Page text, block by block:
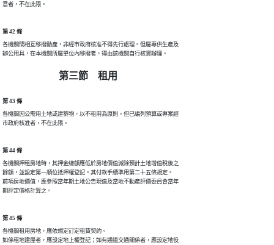
意者，不在此限。
第 42 條
各機關間相互移撥動產，非經市政府核准不得先行處理。但屬專供生產及
辦公用具，在本機關所屬單位內移撥者，得由該機關自行核實辦理。
第三節 租用
第 43 條
各機關因公需用土地或建築物，以不租用為原則。但已編列預算或專案經
市政府核准者，不在此限。
第 44 條
各機關押租房地時，其押金總額應低於房地價值減除預計土地增值稅後之
餘額，並設定第一順位抵押權登記。其付款手續準用第二十五條規定。
前項房地價值，應參照當年期土地公告現值及當地不動產評價委員會當年
期評定價格計算之。
第 45 條
各機關租用房地，應依規定訂定租賃契約。
如係租地建屋者，應設定地上權登記；如有通道交通關係者，應設定地役